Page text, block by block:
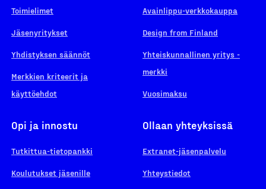
Toimielimet
Jäsenyritykset
Yhdistyksen säännöt
Merkkien kriteerit ja
käyttöehdot
Avainlippu-verkkokauppa
Design from Finland
Yhteiskunnallinen yritys -
merkki
Vuosimaksu
Opi ja innostu
Tutkittua-tietopankki
Koulutukset jäsenille
Ollaan yhteyksissä
Extranet-jäsenpalvelu
Yhteystiedot